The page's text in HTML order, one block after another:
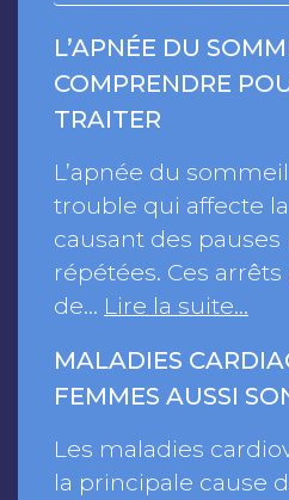
L’APNÉE DU
COMPRENDRE
TRAITER
L’apnée du
trouble qui affecte
causant des
répétées. Ces
de… Lire la suite…
MALADIES
FEMMES AUSSI
Les maladies
la principale cause